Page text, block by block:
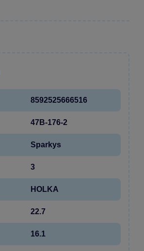
8592525666516
47B-176-2
Sparkys
3
HOLKA
22.7
16.1